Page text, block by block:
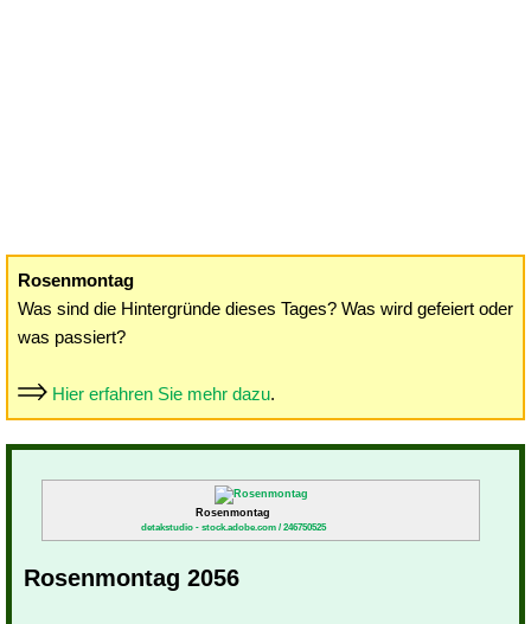
Rosenmontag
Was sind die Hintergründe dieses Tages? Was wird gefeiert oder
was passiert?
Hier erfahren Sie mehr dazu.
Rosenmontag
detakstudio - stock.adobe.com / 246750525
Rosenmontag 2056